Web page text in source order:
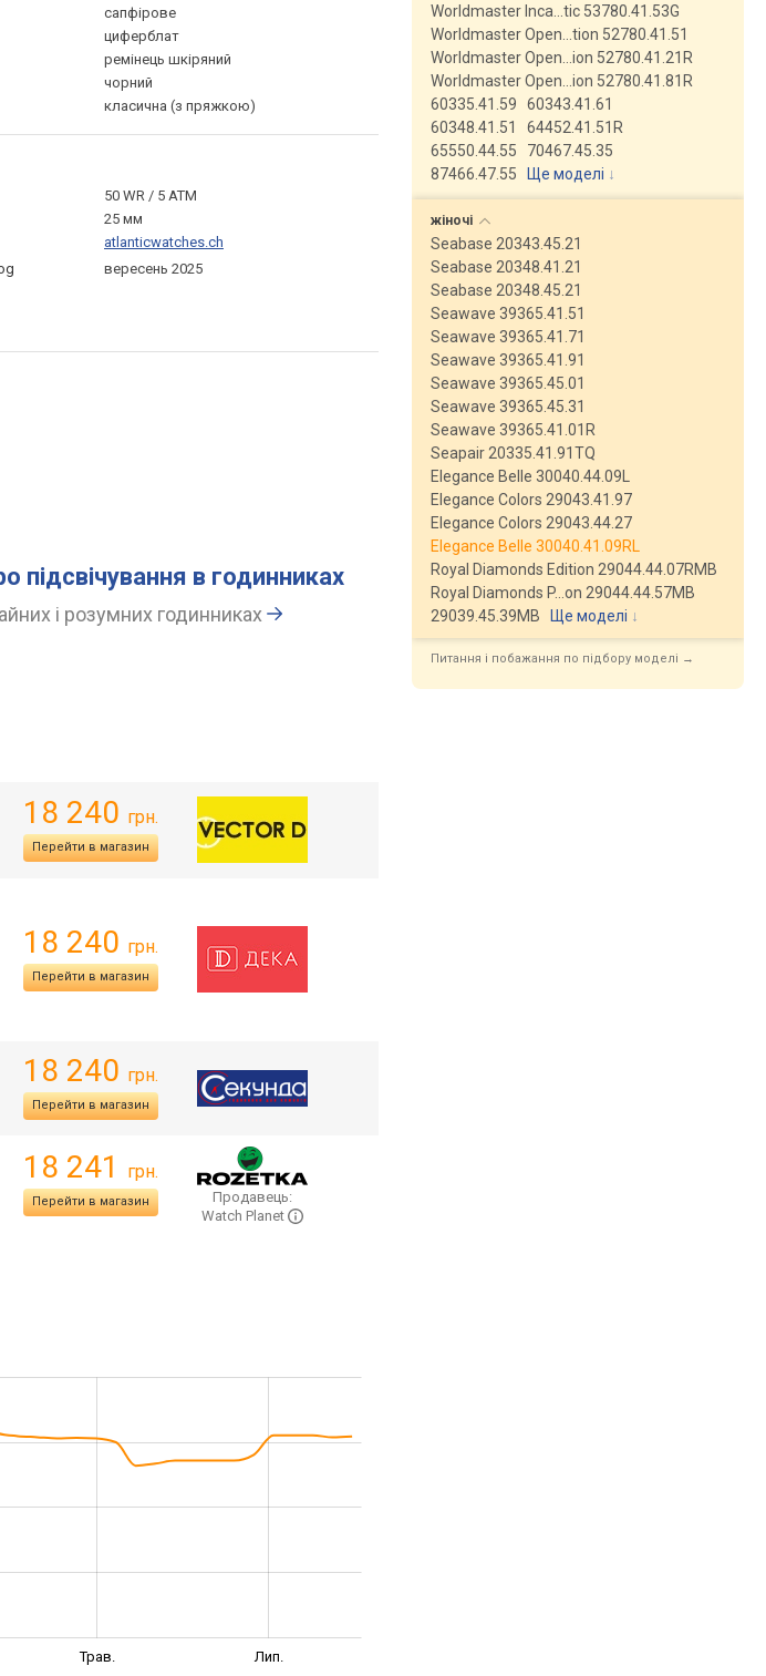
сапфірове
циферблат
ремінець шкіряний
чорний
класична (з пряжкою)
50 WR / 5 ATM
25 мм
atlanticwatches.ch
вересень 2025
підсвічування в годинниках
і розумних годинниках
18 240 грн.
Перейти в магазин
18 240 грн.
Перейти в магазин
18 240 грн.
Перейти в магазин
18 241 грн.
Перейти в магазин
Продавець:
Watch Planet
Трав. Лип.
Worldmaster Inca…tic 53780.41.53G
Worldmaster Open…tion 52780.41.51
Worldmaster Open…ion 52780.41.21R
Worldmaster Open…ion 52780.41.81R
60335.41.59
60343.41.61
60348.41.51
64452.41.51R
65550.44.55
70467.45.35
87466.47.55
Ще моделі ↓
жіночі
Seabase 20343.45.21
Seabase 20348.41.21
Seabase 20348.45.21
Seawave 39365.41.51
Seawave 39365.41.71
Seawave 39365.41.91
Seawave 39365.45.01
Seawave 39365.45.31
Seawave 39365.41.01R
Seapair 20335.41.91TQ
Elegance Belle 30040.44.09L
Elegance Colors 29043.41.97
Elegance Colors 29043.44.27
Elegance Belle 30040.41.09RL
Royal Diamonds Edition 29044.44.07RMB
Royal Diamonds P…on 29044.44.57MB
29039.45.39MB
Ще моделі ↓
Питання і побажання по підбору моделі →